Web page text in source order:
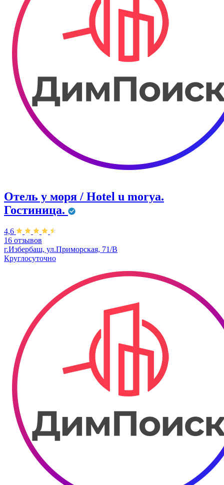
Отель у моря / Hotel u morya.
Гостиница.
4,6
16 отзывов
г.Избербаш, ул.Приморская, 71/В
Круглосуточно